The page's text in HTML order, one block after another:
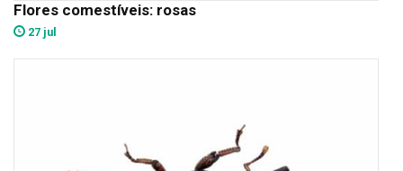
Flores comestíveis: rosas
27 jul